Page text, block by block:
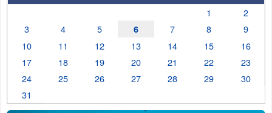
1
2
3
4 5 6 7 8
9
10
11 12 13 14 15
16
17
18 19 20 21 22
23
24
25 26 27 28 29
30
31